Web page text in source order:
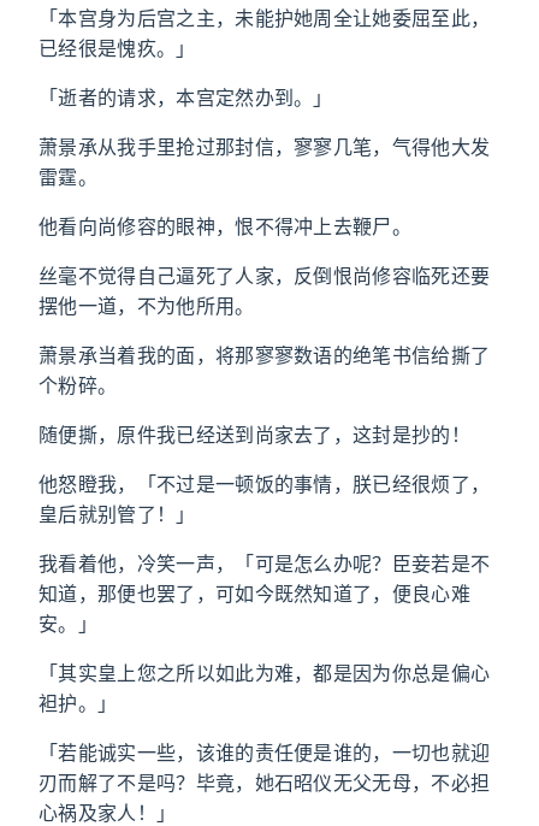
「本宫身为后宫之主，未能护她周全让她委屈至此，
已经很是愧疚。」
「逝者的请求，本宫定然办到。」
萧景承从我手里抢过那封信，寥寥几笔，气得他大发
雷霆。
他看向尚修容的眼神，恨不得冲上去鞭尸。
丝毫不觉得自己逼死了人家，反倒恨尚修容临死还要
摆他一道，不为他所用。
萧景承当着我的面，将那寥寥数语的绝笔书信给撕了
个粉碎。
随便撕，原件我已经送到尚家去了，这封是抄的！
他怒瞪我，「不过是一顿饭的事情，朕已经很烦了，
皇后就别管了！」
我看着他，冷笑一声，「可是怎么办呢？臣妾若是不
知道，那便也罢了，可如今既然知道了，便良心难
安。」
「其实皇上您之所以如此为难，都是因为你总是偏心
袒护。」
「若能诚实一些，该谁的责任便是谁的，一切也就迎
刃而解了不是吗？毕竟，她石昭仪无父无母，不必担
心祸及家人！」